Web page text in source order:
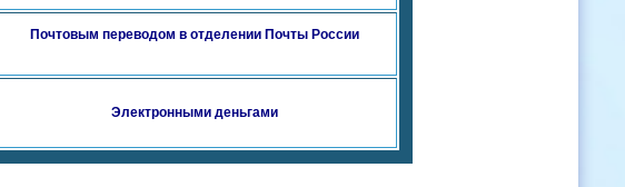
Почтовым переводом в отделении Почты России
Электронными деньгами